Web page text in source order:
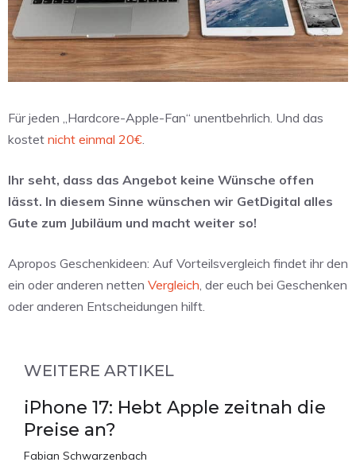
Für jeden „Hardcore-Apple-Fan“ unentbehrlich. Und das
kostet nicht einmal 20€.
Ihr seht, dass das Angebot keine Wünsche offen
lässt. In diesem Sinne wünschen wir GetDigital alles
Gute zum Jubiläum und macht weiter so!
Apropos Geschenkideen: Auf Vorteilsvergleich findet ihr den
ein oder anderen netten Vergleich, der euch bei Geschenken
oder anderen Entscheidungen hilft.
WEITERE ARTIKEL
iPhone 17: Hebt Apple zeitnah die
Preise an?
Fabian Schwarzenbach